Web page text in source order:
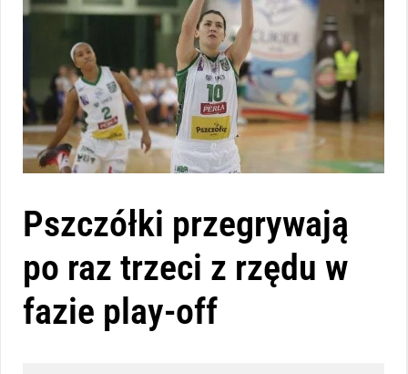
Pszczółki przegrywają
po raz trzeci z rzędu w
fazie play-off